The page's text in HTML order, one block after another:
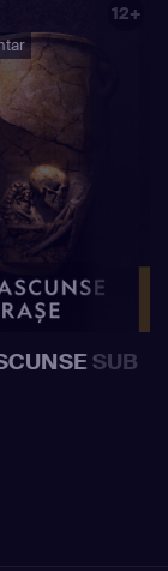
12+
SUB